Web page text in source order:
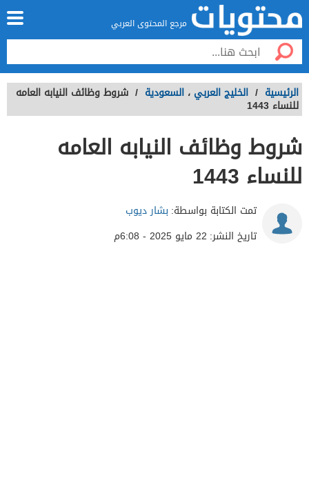
مرجع المحتوى العربي
الرئيسية / الخليج العربي ، السعودية / شروط وظائف النيابه العامه
للنساء 1443
شروط وظائف النيابه العامه
للنساء 1443
تمت الكتابة بواسطة: بشار ديوب
تاريخ النشر: 22 مايو 2025 - 6:08م